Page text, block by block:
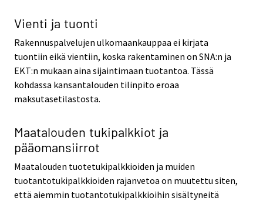
Vienti ja tuonti
Rakennuspalvelujen ulkomaankauppaa ei kirjata
tuontiin eikä vientiin, koska rakentaminen on SNA:n ja
EKT:n mukaan aina sijaintimaan tuotantoa. Tässä
kohdassa kansantalouden tilinpito eroaa
maksutasetilastosta.
Maatalouden tukipalkkiot ja
pääomansiirrot
Maatalouden tuotetukipalkkioiden ja muiden
tuotantotukipalkkioiden rajanvetoa on muutettu siten,
että aiemmin tuotantotukipalkkioihin sisältyneitä